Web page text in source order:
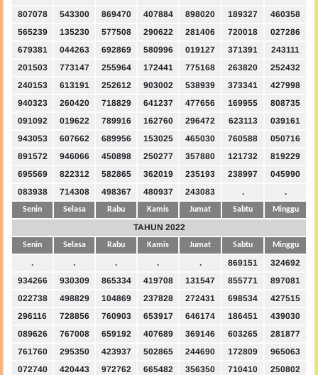
807078
543300 869470 407884 898020 189327
460358
565239
135230 577508 290622 281406 720018
027286
679381
044263 692869 580996 019127 371391
243111
201503
773147 255964 172441 775168 263820
252432
240153
613191 252612 903002 538939 373341
427998
940323
260420 718829 641237 477656 169955
808735
091092
019622 789916 162760 296472 623113
039161
943053
607662 689956 153025 465030 760588
050716
891572
946066 450898 250277 357880 121732
819229
695569
822312 582865 362019 235193 238997
045990
083938
714308 498367 480937 243083 . .
Senin Selasa Rabu Kamis Jumat Sabtu Minggu
TAHUN 2022
Senin Selasa Rabu Kamis Jumat Sabtu Minggu
. . . . . 869151
324692
934266
930309 865334 419708 131547 855771
897081
022738
498829 104869 237828 272431 698534
427515
296116
728856 760903 653917 646174 186451
439030
089626
767008 659192 407689 369146 603265
281877
761760
295350 423937 502865 244690 172809
965063
072740
420443 972762 665482 356350 710410
250802